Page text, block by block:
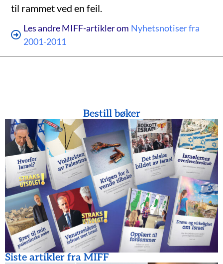
til rammet ved en feil.
Les andre MIFF-artikler om Nyhetsnotiser fra
2001-2011
Bestill bøker
Siste artikler fra MIFF